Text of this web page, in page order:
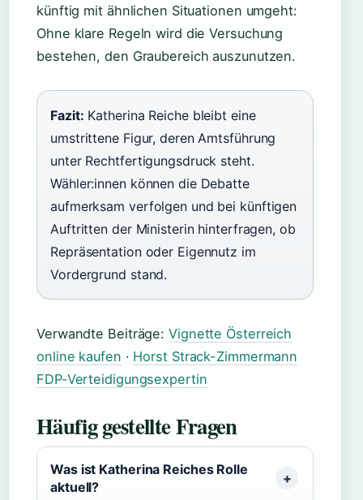
künftig mit ähnlichen Situationen umgeht:
Ohne klare Regeln wird die Versuchung
bestehen, den Graubereich auszunutzen.
Fazit: Katherina Reiche bleibt eine
umstrittene Figur, deren Amtsführung
unter Rechtfertigungsdruck steht.
Wähler:innen können die Debatte
aufmerksam verfolgen und bei künftigen
Auftritten der Ministerin hinterfragen, ob
Repräsentation oder Eigennutz im
Vordergrund stand.
Verwandte Beiträge: Vignette Österreich
online kaufen · Horst Strack-Zimmermann
FDP-Verteidigungsexpertin
Häufig gestellte Fragen
Was ist Katherina Reiches Rolle
aktuell?